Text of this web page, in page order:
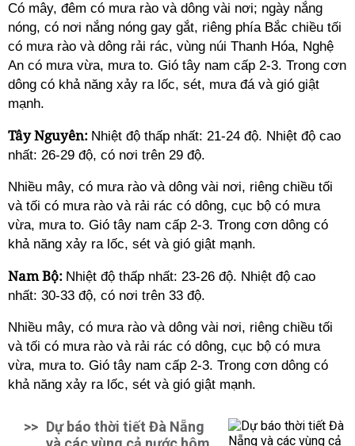
Có mây, đêm có mưa rào và dông vài nơi; ngày nắng
nóng, có nơi nắng nóng gay gắt, riêng phía Bắc chiều tối
có mưa rào và dông rải rác, vùng núi Thanh Hóa, Nghệ
An có mưa vừa, mưa to. Gió tây nam cấp 2-3. Trong cơn
dông có khả năng xảy ra lốc, sét, mưa đá và gió giật
mạnh.
Tây Nguyên: Nhiệt độ thấp nhất: 21-24 độ. Nhiệt độ cao
nhất: 26-29 độ, có nơi trên 29 độ.
Nhiều mây, có mưa rào và dông vài nơi, riêng chiều tối
và tối có mưa rào và rải rác có dông, cục bộ có mưa
vừa, mưa to. Gió tây nam cấp 2-3. Trong cơn dông có
khả năng xảy ra lốc, sét và gió giật mạnh.
Nam Bộ: Nhiệt độ thấp nhất: 23-26 độ. Nhiệt độ cao
nhất: 30-33 độ, có nơi trên 33 độ.
Nhiều mây, có mưa rào và dông vài nơi, riêng chiều tối
và tối có mưa rào và rải rác có dông, cục bộ có mưa
vừa, mưa to. Gió tây nam cấp 2-3. Trong cơn dông có
khả năng xảy ra lốc, sét và gió giật mạnh.
>> Dự báo thời tiết Đà Nẵng